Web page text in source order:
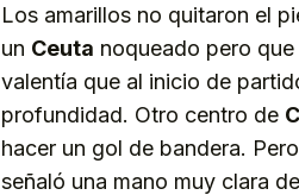
Los amarillos no quitaron el
un Ceuta noqueado pero
valentía que al inicio de
profundidad. Otro centro de
hacer un gol de bandera.
señaló una mano muy clara